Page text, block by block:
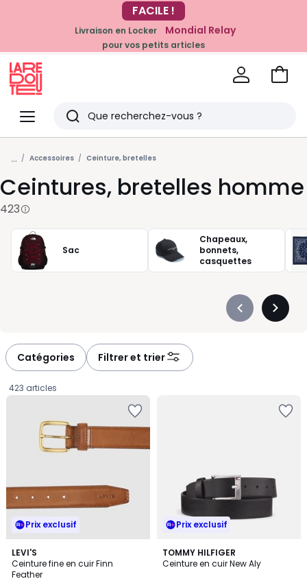
EN CE MOMENT
-20% dès 39€*
Livraison en Locker Mondial Relay
pour vos petits articles
Menu
Redoute
Rechercher
Derniers
articles
vus
Voir
... Accessoires Ceinture, bretelles
Ceintures, bretelles homme
423
Sac
Chapeaux,
bonnets,
casquettes
Précédent
Catégories Filtrer et trier
423 articles
Prix exclusif
LEVI'S
Ceinture fine en cuir Finn
Feather
Prix exclusif
TOMMY HILFIGER
Ceinture en cuir New Aly